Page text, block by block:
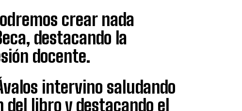
crear nada
destacando la
docente.
intervino saludando
libro y destacando el